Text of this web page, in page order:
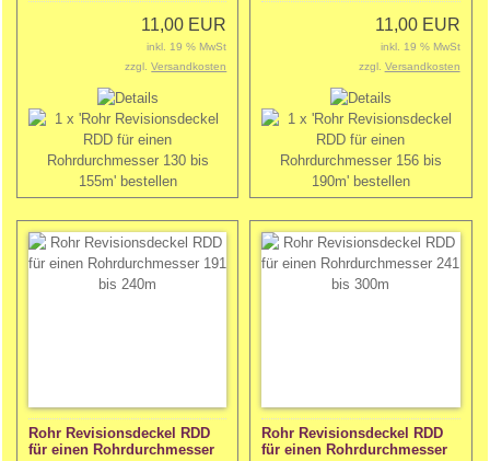
11,00 EUR
inkl. 19 % MwSt
zzgl.Versandkosten
11,00 EUR
inkl. 19 % MwSt
zzgl. Versandkosten
Rohr Revisionsdeckel RDD
für einen Rohrdurchmesser
Rohr Revisionsdeckel RDD
für einen Rohrdurchmesser